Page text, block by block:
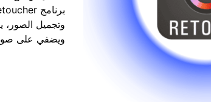
وتجميل الصور،
ويضفي على